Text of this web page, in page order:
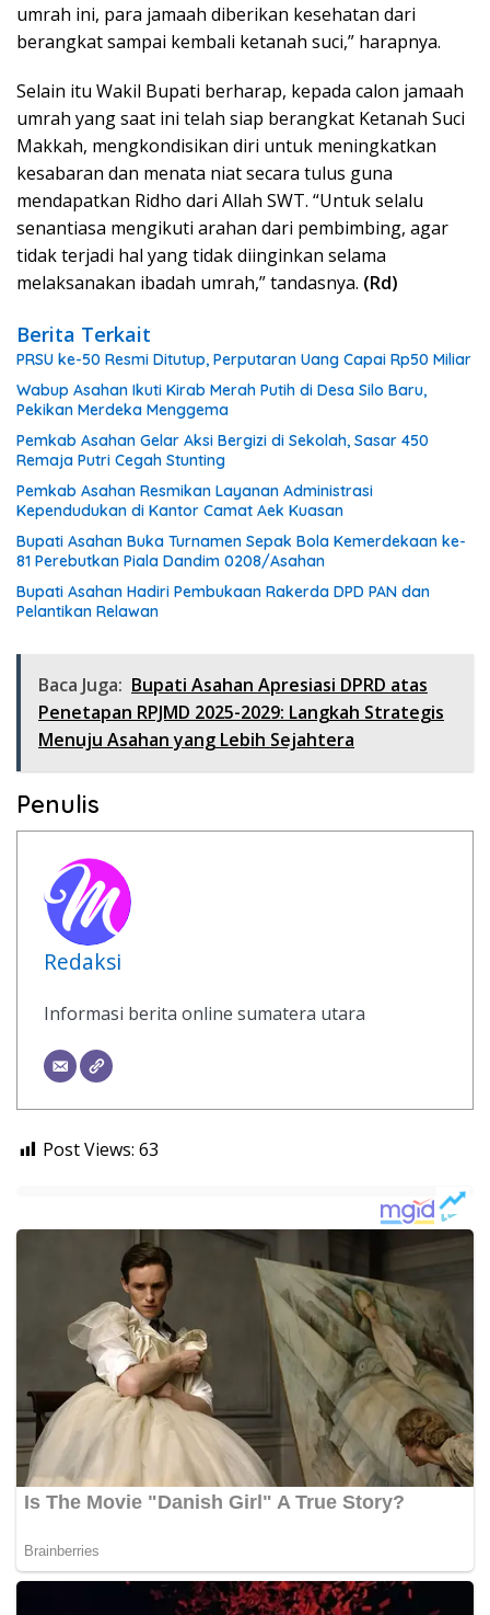
umrah ini, para jamaah diberikan kesehatan dari
berangkat sampai kembali ketanah suci,” harapnya.
Selain itu Wakil Bupati berharap, kepada calon jamaah
umrah yang saat ini telah siap berangkat Ketanah Suci
Makkah, mengkondisikan diri untuk meningkatkan
kesabaran dan menata niat secara tulus guna
mendapatkan Ridho dari Allah SWT. “Untuk selalu
senantiasa mengikuti arahan dari pembimbing, agar
tidak terjadi hal yang tidak diinginkan selama
melaksanakan ibadah umrah,” tandasnya. (Rd)
Berita Terkait
PRSU ke-50 Resmi Ditutup, Perputaran Uang Capai Rp50 Miliar
Wabup Asahan Ikuti Kirab Merah Putih di Desa Silo Baru,
Pekikan Merdeka Menggema
Pemkab Asahan Gelar Aksi Bergizi di Sekolah, Sasar 450
Remaja Putri Cegah Stunting
Pemkab Asahan Resmikan Layanan Administrasi
Kependudukan di Kantor Camat Aek Kuasan
Bupati Asahan Buka Turnamen Sepak Bola Kemerdekaan ke-
81 Perebutkan Piala Dandim 0208/Asahan
Bupati Asahan Hadiri Pembukaan Rakerda DPD PAN dan
Pelantikan Relawan
Baca Juga: Bupati Asahan Apresiasi DPRD atas
Penetapan RPJMD 2025-2029: Langkah Strategis
Menuju Asahan yang Lebih Sejahtera
Penulis
Redaksi
Informasi berita online sumatera utara
Post Views: 63